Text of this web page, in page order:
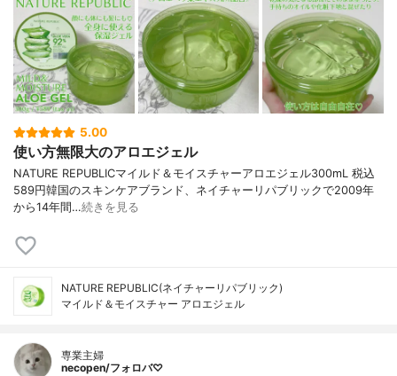
5.00
使い方無限大のアロエジェル
NATURE REPUBLICマイルド＆モイスチャーアロエジェル300mL 税込
589円韓国のスキンケアブランド、ネイチャーリパブリックで2009年
から14年間…続きを見る
NATURE REPUBLIC(ネイチャーリパブリック)
マイルド＆モイスチャー アロエジェル
専業主婦
necopen/フォロバ♡